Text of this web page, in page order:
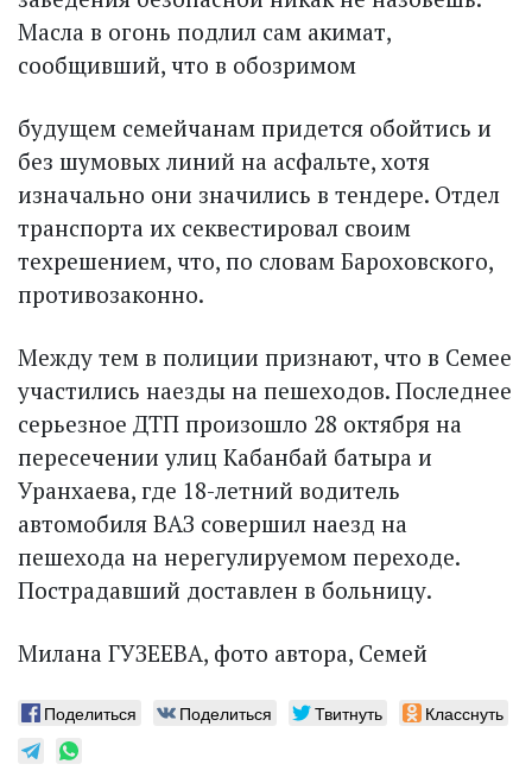
Мас­ла в огонь подлил сам акимат,
сообщивший, что в обозримом
будущем семейчанам придется обойтись и
без шумовых линий на асфальте, хотя
изначально они значились в тендере. Отдел
транспорта их секвестировал своим
техрешением, что, по словам Бароховского,
противозаконно.
Между тем в полиции признают, что в Семее
участились наезды на пешеходов. Последнее
серьезное ДТП произошло 28 октября на
пересечении улиц Кабанбай батыра и
Уранхаева, где 18-летний водитель
автомобиля ВАЗ совершил наезд на
пешехода на нерегулируемом переходе.
Пострадавший доставлен в больницу.
Милана ГУЗЕЕВА, фото автора, Семей
Поделиться Поделиться Твитнуть Класснуть